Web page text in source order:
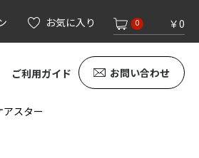
お気に入り 0 ￥0
ご利用ガイド お問い合わせ
アスター